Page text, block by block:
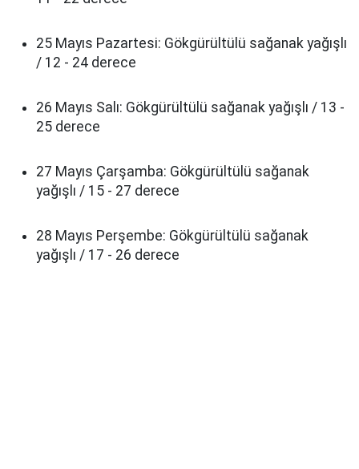
25 Mayıs Pazartesi: Gökgürültülü sağanak yağışlı
/ 12 - 24 derece
26 Mayıs Salı: Gökgürültülü sağanak yağışlı / 13 -
25 derece
27 Mayıs Çarşamba: Gökgürültülü sağanak
yağışlı / 15 - 27 derece
28 Mayıs Perşembe: Gökgürültülü sağanak
yağışlı / 17 - 26 derece